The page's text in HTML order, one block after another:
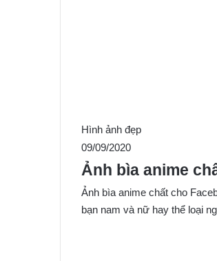
Hình ảnh đẹp
09/09/2020
Ảnh bìa anime
Ảnh bìa anime chất cho
bạn nam và nữ hay thể loại